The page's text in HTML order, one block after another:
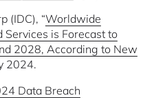
(IDC), “Worldwide
Services is Forecast to
2028, According to New
2024.
Data Breach